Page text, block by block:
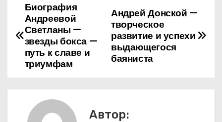
Н
а
г
Андрей Донской —
творческое
развитие и успехи
выдающегося
баяниста
Биография
Андреевой
Светланы —
звезды бокса —
путь к славе и
триумфам
Автор: